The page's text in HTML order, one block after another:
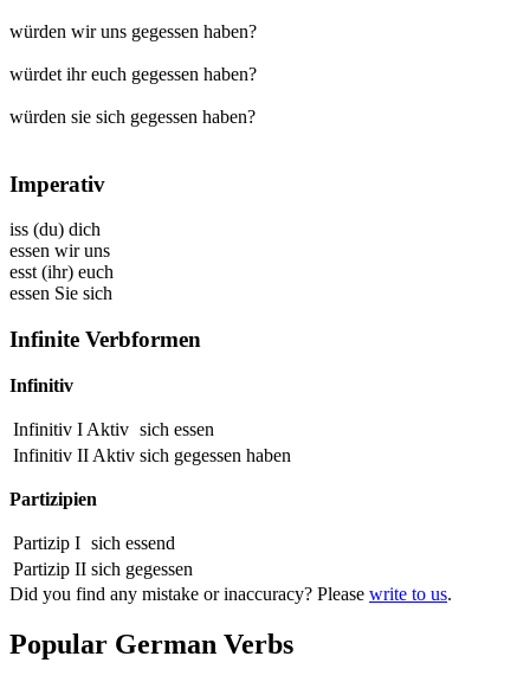
würden wir uns gegessen haben?
würdet ihr euch gegessen haben?
würden sie sich gegessen haben?
Imperativ
iss (du) dich
essen wir uns
esst (ihr) euch
essen Sie sich
Infinite Verbformen
Infinitiv
Infinitiv I Aktiv sich essen
Infinitiv II Aktiv sich gegessen haben
Partizipien
Partizip I sich essend
Partizip II sich gegessen
Did you find any mistake or inaccuracy? Please write to us.
Popular German Verbs